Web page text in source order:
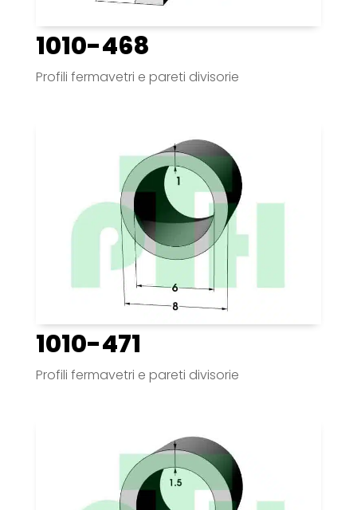
1010-468
Profili fermavetri e pareti divisorie
1010-471
Profili fermavetri e pareti divisorie